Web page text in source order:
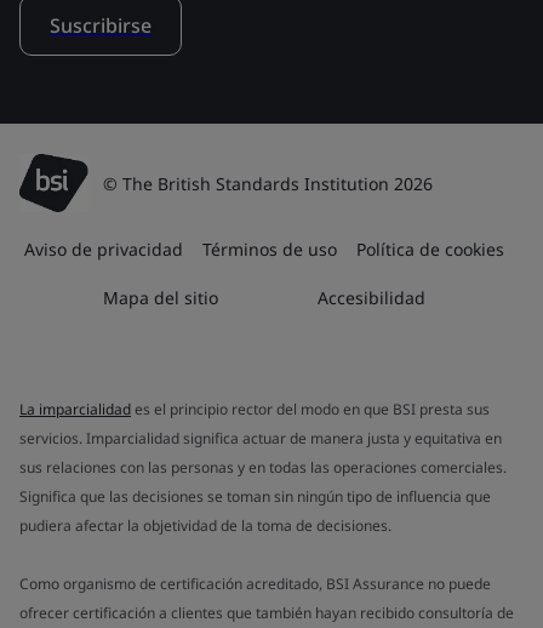
Suscribirse
© The British Standards Institution 2026
Aviso de privacidad Términos de uso Política de cookies
Mapa del sitio Accesibilidad
La imparcialidades el principio rector del modo en que BSI presta sus
servicios. Imparcialidad significa actuar de manera justa y equitativa en
sus relaciones con las personas y en todas las operaciones comerciales.
Significa que las decisiones se toman sin ningún tipo de influencia que
pudiera afectar la objetividad de la toma de decisiones.
Como organismo de certificación acreditado, BSI Assurance no puede
ofrecer certificación a clientes que también hayan recibido consultoría de